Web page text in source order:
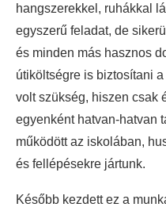
hangszerekkel, ruhákkal
egyszerű feladat, de
és minden más hasznos
útiköltségre is biztosítani
volt szükség, hiszen csak
egyenként hatvan-hatvan
működött az iskolában,
és fellépésekre jártunk.
Később kezdett ez a